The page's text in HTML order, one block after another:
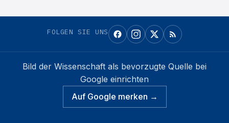
FOLGEN SIE UNS
Bild der Wissenschaft als bevorzugte Quelle bei
Google einrichten
Auf Google merken →